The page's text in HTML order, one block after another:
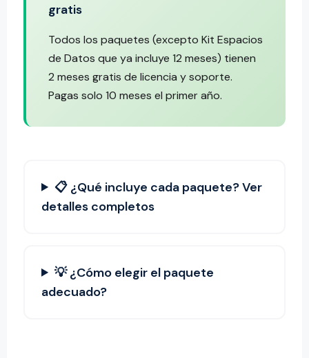
gratis
Todos los paquetes (excepto Kit Espacios
de Datos que ya incluye 12 meses) tienen
2 meses gratis de licencia y soporte.
Pagas solo 10 meses el primer año.
📋 ¿Qué incluye cada paquete? Ver
detalles completos
💡 ¿Cómo elegir el paquete
adecuado?